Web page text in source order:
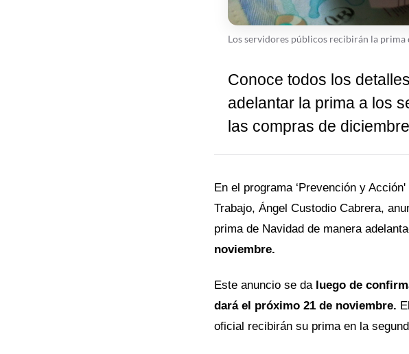
Los servidores públicos recibirán la prima
Conoce todos los
adelantar la prima a los
las compras de
CONTENIDO
En el programa ‘Prevención y
Trabajo, Ángel Custodio Cabrera,
prima de Navidad de manera
noviembre.
Este anuncio se da luego de
dará el próximo 21 de noviembre.
oficial recibirán su prima en la